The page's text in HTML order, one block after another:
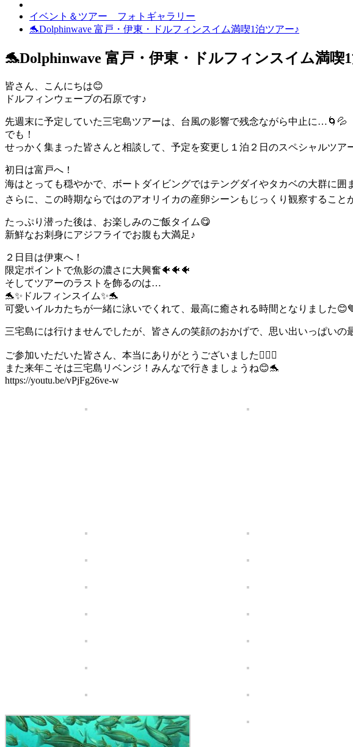
イベント＆ツアー フォトギャラリー
🐬Dolphinwave 富戸・伊東・ドルフィンスイム満喫1泊ツアー♪
🐬Dolphinwave 富戸・伊東・ドルフィンスイム満喫
皆さん、こんにちは😊
ドルフィンウェーブの石原です♪
先週末に予定していた三宅島ツアーは、台風の影響で残念ながら中止に…🌀💦
でも！
せっかく集まった皆さんと相談して、予定を変更し１泊２日のスペシャルツア
初日は富戸へ！
海はとっても穏やかで、ボートダイビングではテングダイやタカベの大群に囲
さらに、この時期ならではのアオリイカの産卵シーンもじっくり観察すること
たっぷり潜った後は、お楽しみのご飯タイム😋
新鮮なお刺身にアジフライでお腹も大満足♪
２日目は伊東へ！
限定ポイントで魚影の濃さに大興奮🐠🐠🐠
そしてツアーのラストを飾るのは…
🐬✨ドルフィンスイム✨🐬
可愛いイルカたちが一緒に泳いでくれて、最高に癒される時間となりました
三宅島には行けませんでしたが、皆さんの笑顔のおかげで、思い出いっぱいの
ご参加いただいた皆さん、本当にありがとうございました 🙇‍♀️✨
また来年こそは三宅島リベンジ！みんなで行きましょうね😊🐬
https://youtu.be/vPjFg26ve-w